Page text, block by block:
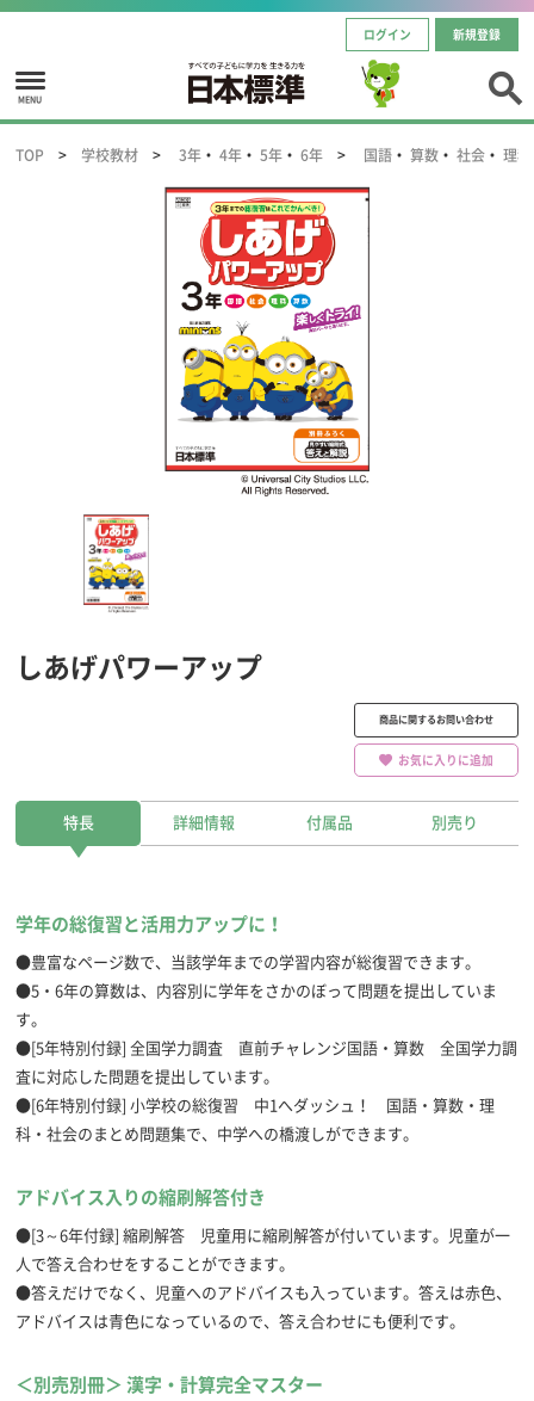
ログイン 新規登録
MENU
TOP 学校教材 3年 ・ 4年 ・ 5年 ・ 6年 国語 ・ 算数 ・ 社会 ・ 理科
しあげパワーアップ
商品に関するお問い合わせ
お気に入りに追加
特長 詳細情報 付属品 別売り
学年の総復習と活用力アップに！
●豊富なページ数で、当該学年までの学習内容が総復習できます。
●5・6年の算数は、内容別に学年をさかのぼって問題を提出していま
す。
●[5年特別付録] 全国学力調査 直前チャレンジ国語・算数 全国学力調
査に対応した問題を提出しています。
●[6年特別付録] 小学校の総復習 中1へダッシュ！ 国語・算数・理
科・社会のまとめ問題集で、中学への橋渡しができます。
アドバイス入りの縮刷解答付き
●[3～6年付録] 縮刷解答 児童用に縮刷解答が付いています。児童が一
人で答え合わせをすることができます。
●答えだけでなく、児童へのアドバイスも入っています。答えは赤色、
アドバイスは青色になっているので、答え合わせにも便利です。
＜別売別冊＞ 漢字・計算完全マスター